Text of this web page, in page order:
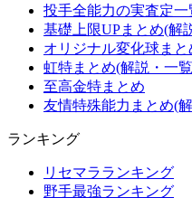
投手全能力の実査定一
基礎上限UPまとめ(解
オリジナル変化球ま
虹特まとめ(解説・一
至高金特まとめ
友情特殊能力まとめ(
ランキング
リセマラランキング
野手最強ランキング